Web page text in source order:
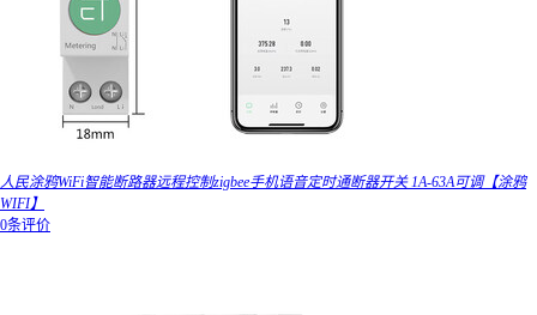
人民涂鸦WiFi智能断路器远程控制zigbee手机语音定时通断器开关 1A-63A可调【涂鸦
WIFI】
0条评价